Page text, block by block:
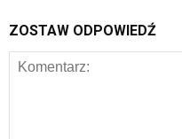
ZOSTAW ODPOWIEDŹ